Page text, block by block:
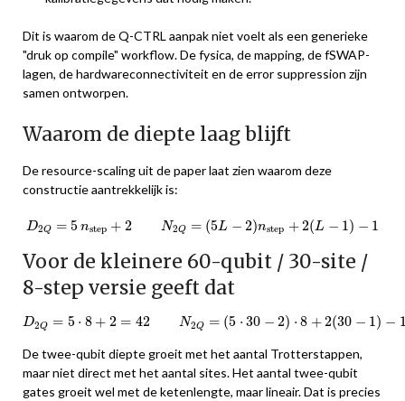
Dit is waarom de Q-CTRL aanpak niet voelt als een generieke
"druk op compile" workflow. De fysica, de mapping, de fSWAP-
lagen, de hardwareconnectiviteit en de error suppression zijn
samen ontworpen.
Waarom de diepte laag blijft
De resource-scaling uit de paper laat zien waarom deze
constructie aantrekkelijk is:
D2Q = 5 nstep + 2 N2Q = (5L − 2)nstep +2(L − 1 ) − 1
D2 n te N2 5L− nst ( L−1)
Voor de kleinere 60-qubit / 30-site /
8-step versie geeft dat
D2Q = 5 ⋅ 8 + 2 = 42 N2Q = (5 ⋅ 30 − 2) ⋅ 8 +2(30 − 1) −
D2 Q =5 +2 N2 5⋅30−2 8+ 2(30 −1)−1 1241
De twee-qubit diepte groeit met het aantal Trotterstappen,
maar niet direct met het aantal sites. Het aantal twee-qubit
gates groeit wel met de ketenlengte, maar lineair. Dat is precies